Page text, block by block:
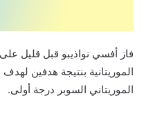
فاز أفسي نواذيبو قبل قليل
الموريتانية بنتيجة هدفين
الموريتاني السوبر درجة أولى.